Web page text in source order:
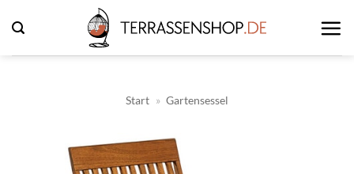
Inhalt
springen
Start » Gartensessel